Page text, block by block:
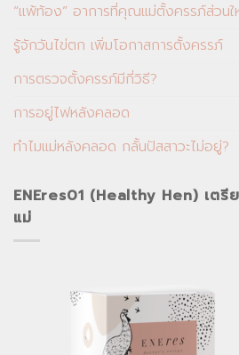
“แพ้ท้อง” อาการที่คุณแม่ตั้งครรภ์ส่วน
รู้จักวันไข่ตก เพิ่มโอกาสการตั้งครรภ์
การตรวจตั้งครรภ์มีกี่วิธี?
การอยู่ไฟหลังคลอด
ทำไมแม่หลังคลอด กลั้นปัสสาวะไม่อยู่?
ENEres01 (Healthy Hen) เต
แม่